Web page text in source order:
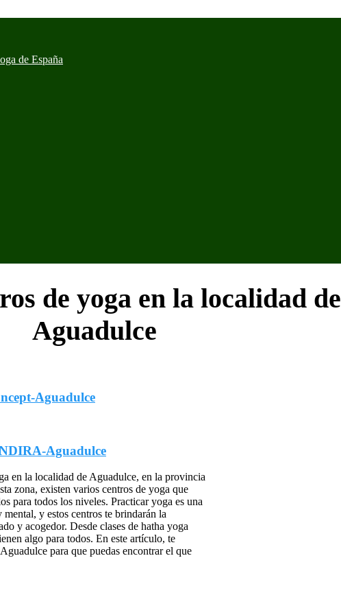
de España
de yoga en la localidad de
Aguadulce
Aguadulce
Aguadulce
en la localidad de Aguadulce, en la provincia
zona, existen varios centros de yoga que
para todos los niveles. Practicar yoga es una
y estos centros te brindarán la
y acogedor. Desde clases de hatha yoga
algo para todos. En este artículo, te
para que puedas encontrar el que